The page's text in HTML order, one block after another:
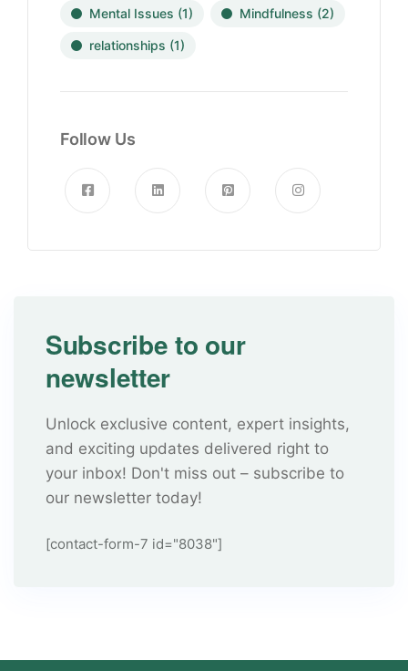
Mental Issues (1) Mindfulness (2)
relationships (1)
Follow Us
Subscribe to our
newsletter
Unlock exclusive content, expert insights,
and exciting updates delivered right to
your inbox! Don't miss out – subscribe to
our newsletter today!
[contact-form-7 id="8038"]